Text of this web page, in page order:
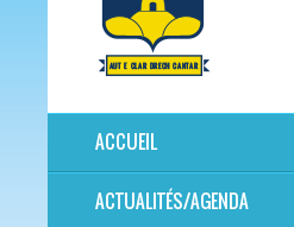
ACCUEIL
ACTUALITÉS/AGENDA